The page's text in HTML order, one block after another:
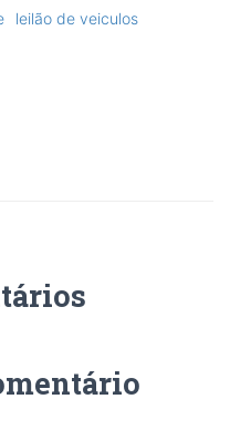
leilão de veiculos